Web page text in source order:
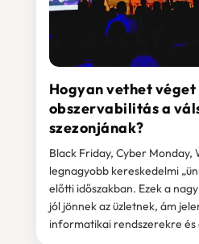
Hogyan vethet véget
obszervabilitás a
szezonjának?
Black Friday, Cyber Monday,
legnagyobb kereskedelmi
előtti időszakban. Ezek a
jól jönnek az üzletnek, ám
informatikai rendszerekre és